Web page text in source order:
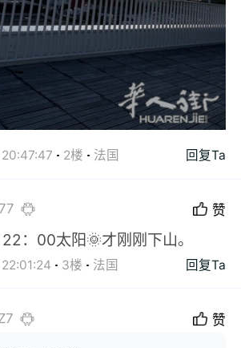
2楼 法国 回复Ta
赞
：00太阳🌞才刚刚下山。
3楼 法国 回复Ta
赞